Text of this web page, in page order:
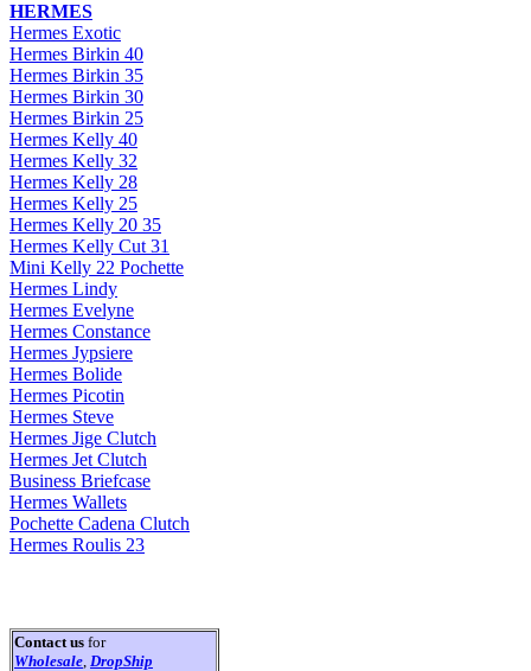
HERMES
Hermes Exotic
Hermes Birkin 40
Hermes Birkin 35
Hermes Birkin 30
Hermes Birkin 25
Hermes Kelly 40
Hermes Kelly 32
Hermes Kelly 28
Hermes Kelly 25
Hermes Kelly 20 35
Hermes Kelly Cut 31
Mini Kelly 22 Pochette
Hermes Lindy
Hermes Evelyne
Hermes Constance
Hermes Jypsiere
Hermes Bolide
Hermes Picotin
Hermes Steve
Hermes Jige Clutch
Hermes Jet Clutch
Business Briefcase
Hermes Wallets
Pochette Cadena Clutch
Hermes Roulis 23
Contact us for
Wholesale, DropShip